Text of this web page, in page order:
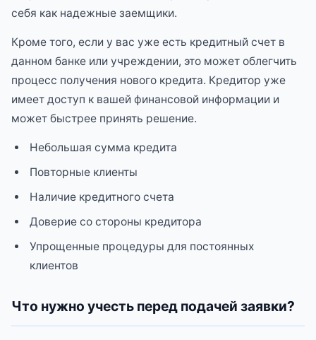
себя как надежные заемщики.
Кроме того, если у вас уже есть кредитный счет в
данном банке или учреждении, это может облегчить
процесс получения нового кредита. Кредитор уже
имеет доступ к вашей финансовой информации и
может быстрее принять решение.
Небольшая сумма кредита
Повторные клиенты
Наличие кредитного счета
Доверие со стороны кредитора
Упрощенные процедуры для постоянных
клиентов
Что нужно учесть перед подачей заявки?